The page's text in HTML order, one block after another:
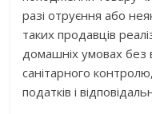
разі отруєння або
таких продавців
домашніх умовах без
санітарного
податків і